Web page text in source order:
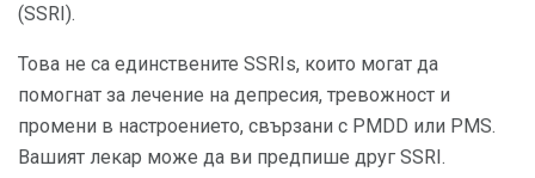
(SSRI).
Това не са единствените SSRIs, които могат да
помогнат за лечение на депресия, тревожност и
промени в настроението, свързани с PMDD или PMS.
Вашият лекар може да ви предпише друг SSRI.